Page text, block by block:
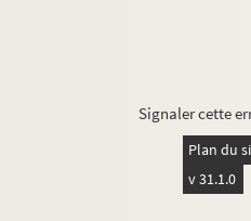
Signaler cette
Plan du
v 31.1.0